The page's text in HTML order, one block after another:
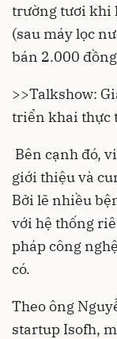
trường tươi khi
(sau máy lọc
bán 2.000
>>Talkshow:
triển khai thực
Bên cạnh đó,
giới thiệu và
Bởi lẽ nhiều
với hệ thống
pháp công
có.
Theo ông
startup Isofh,